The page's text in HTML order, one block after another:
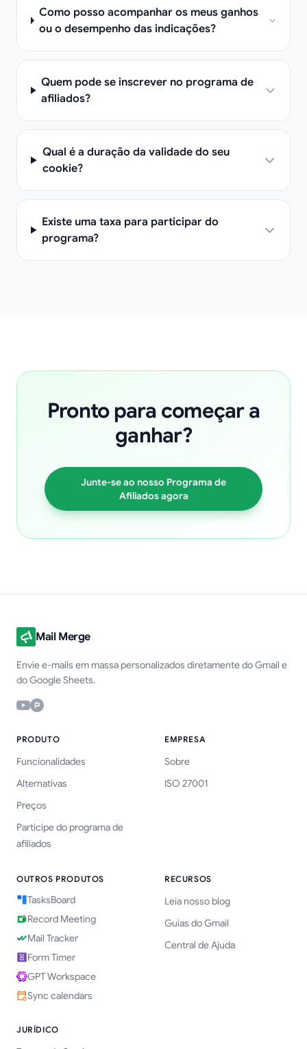
Como posso acompanhar os meus ganhos
ou o desempenho das indicações?
Quem pode se inscrever no programa de
afiliados?
Qual é a duração da validade do seu
cookie?
Existe uma taxa para participar do
programa?
Pronto para começar a
ganhar?
Junte-se ao nosso Programa de
Afiliados agora
Mail Merge
Envie e-mails em massa personalizados diretamente do Gmail e
do Google Sheets.
PRODUTO
Funcionalidades
Alternativas
Preços
Participe do programa de
afiliados
EMPRESA
Sobre
ISO 27001
OUTROS PRODUTOS
TasksBoard
Record Meeting
Mail Tracker
Form Timer
GPT Workspace
Sync calendars
RECURSOS
Leia nosso blog
Guias do Gmail
Central de Ajuda
JURÍDICO